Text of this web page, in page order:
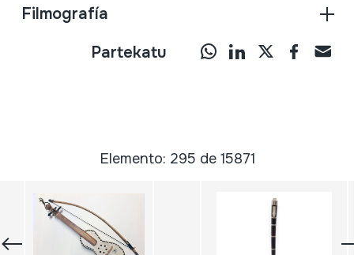
Filmografía
Partekatu
Elemento: 295 de 15871